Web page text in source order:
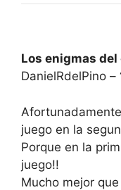
Los enigmas
DanielRdelPino –
juego en la
Porque en la
juego!!
Mucho mejor